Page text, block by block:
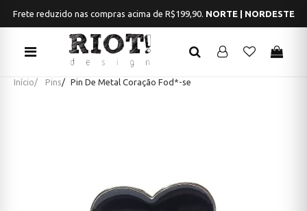
Frete reduzido nas compras acima de R$199,90. NORTE | NORDESTE
Início Pins Pin De Metal Coração Fod*-se